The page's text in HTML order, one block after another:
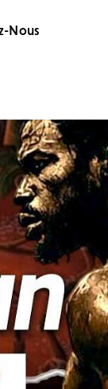
Nous